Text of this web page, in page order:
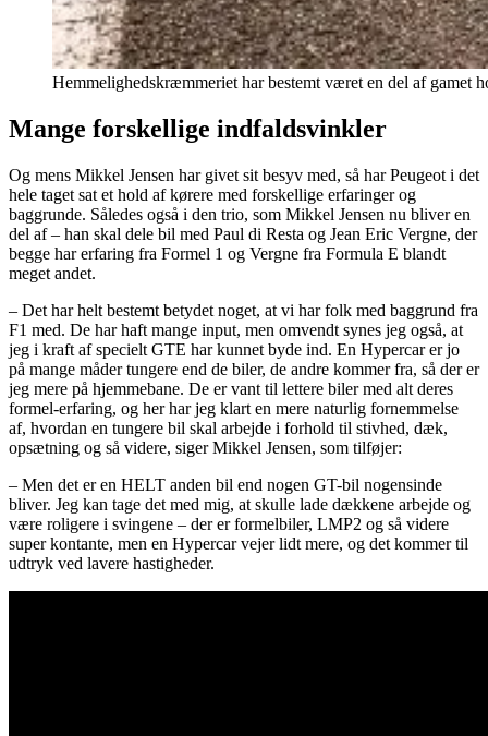
Hemmelighedskræmmeriet har bestemt været en del af gamet
Mange forskellige indfaldsvinkler
Og mens Mikkel Jensen har givet sit besyv med, så har Peugeot i det
hele taget sat et hold af kørere med forskellige erfaringer og
baggrunde. Således også i den trio, som Mikkel Jensen nu bliver en
del af – han skal dele bil med Paul di Resta og Jean Eric Vergne, der
begge har erfaring fra Formel 1 og Vergne fra Formula E blandt
meget andet.
– Det har helt bestemt betydet noget, at vi har folk med baggrund fra
F1 med. De har haft mange input, men omvendt synes jeg også, at
jeg i kraft af specielt GTE har kunnet byde ind. En Hypercar er jo
på mange måder tungere end de biler, de andre kommer fra, så der er
jeg mere på hjemmebane. De er vant til lettere biler med alt deres
formel-erfaring, og her har jeg klart en mere naturlig fornemmelse
af, hvordan en tungere bil skal arbejde i forhold til stivhed, dæk,
opsætning og så videre, siger Mikkel Jensen, som tilføjer:
– Men det er en HELT anden bil end nogen GT-bil nogensinde
bliver. Jeg kan tage det med mig, at skulle lade dækkene arbejde og
være roligere i svingene – der er formelbiler, LMP2 og så videre
super kontante, men en Hypercar vejer lidt mere, og det kommer til
udtryk ved lavere hastigheder.